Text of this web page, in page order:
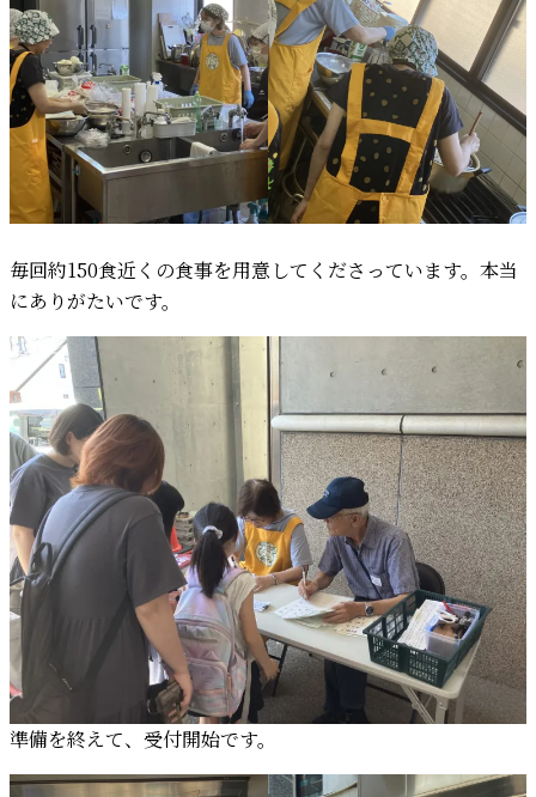
毎回約150食近くの食事を用意してくださっています。本当
にありがたいです。
準備を終えて、受付開始です。